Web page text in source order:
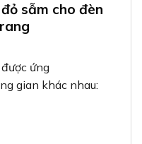
sẫm cho đèn
ứng
gian khác nhau: